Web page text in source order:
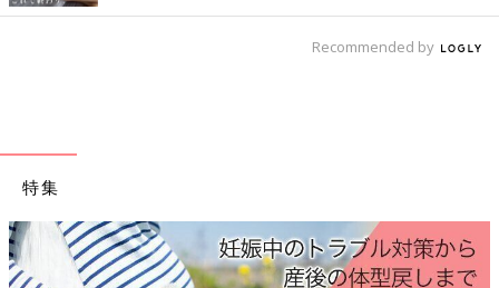
Recommended by
特集